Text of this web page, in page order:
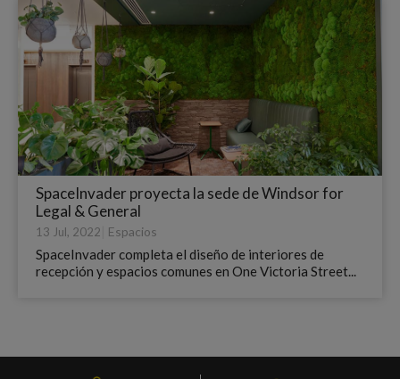
SpaceInvader proyecta la sede de Windsor for
Legal & General
13 Jul, 2022 Espacios
SpaceInvader completa el diseño de interiores de
recepción y espacios comunes en One Victoria Street...